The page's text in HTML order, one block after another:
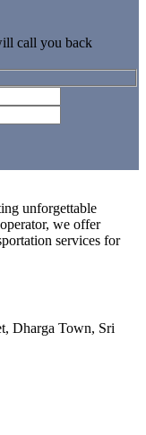
call you back
unforgettable
we offer
services for
Dharga Town, Sri